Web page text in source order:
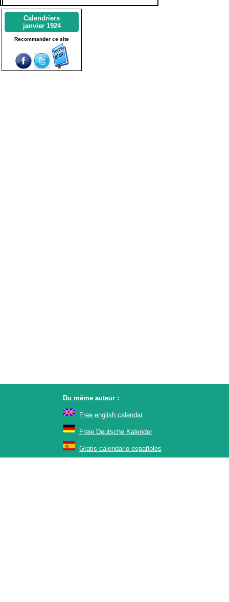
Calendriers
janvier 1924
Recommander ce site
Du même auteur :
Free english calendar
Freie Deutsche Kalender
Gratis calendario españoles